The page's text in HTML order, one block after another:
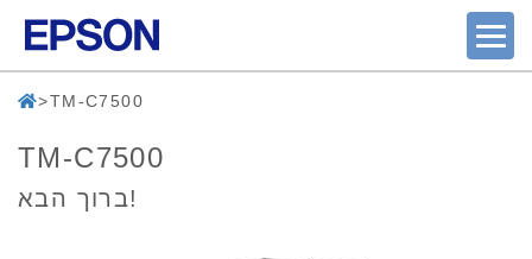
TM-C7500
TM-C7500
ברוך הבא!